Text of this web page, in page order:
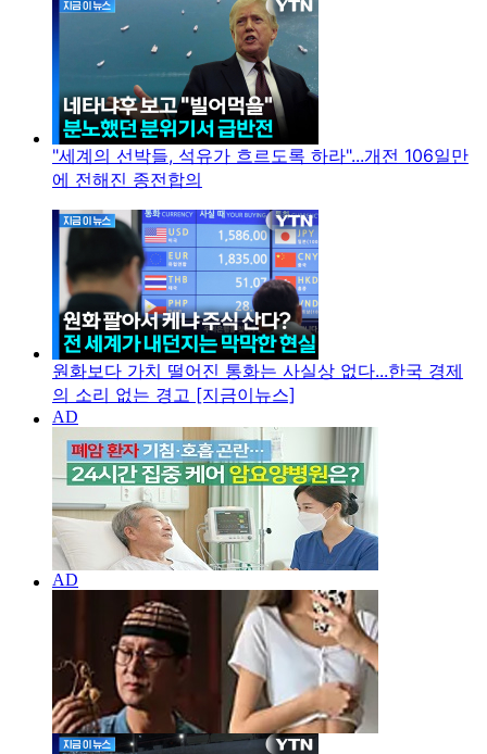
"세계의 선박들, 석유가 흐르도록 하라"...개전 106일만
에 전해진 종전합의
원화보다 가치 떨어진 통화는 사실상 없다...한국 경제
의 소리 없는 경고 [지금이뉴스]